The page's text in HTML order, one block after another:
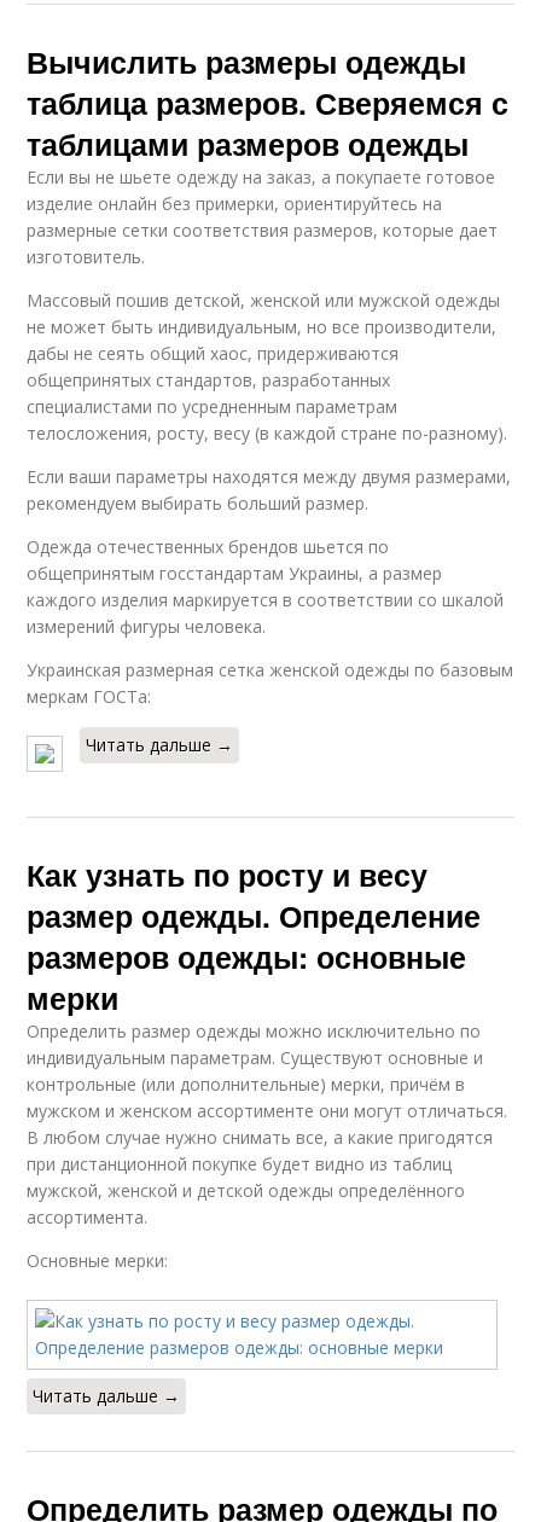
Вычислить размеры одежды
таблица размеров. Сверяемся с
таблицами размеров одежды
Если вы не шьете одежду на заказ, а покупаете готовое
изделие онлайн без примерки, ориентируйтесь на
размерные сетки соответствия размеров, которые дает
изготовитель.
Массовый пошив детской, женской или мужской одежды
не может быть индивидуальным, но все производители,
дабы не сеять общий хаос, придерживаются
общепринятых стандартов, разработанных
специалистами по усредненным параметрам
телосложения, росту, весу (в каждой стране по-разному).
Если ваши параметры находятся между двумя размерами,
рекомендуем выбирать больший размер.
Одежда отечественных брендов шьется по
общепринятым госстандартам Украины, а размер
каждого изделия маркируется в соответствии со шкалой
измерений фигуры человека.
Украинская размерная сетка женской одежды по базовым
меркам ГОСТа:
Читать дальше →
Как узнать по росту и весу
размер одежды. Определение
размеров одежды: основные
мерки
Определить размер одежды можно исключительно по
индивидуальным параметрам. Существуют основные и
контрольные (или дополнительные) мерки, причём в
мужском и женском ассортименте они могут отличаться.
В любом случае нужно снимать все, а какие пригодятся
при дистанционной покупке будет видно из таблиц
мужской, женской и детской одежды определённого
ассортимента.
Основные мерки:
Читать дальше →
Определить размер одежды по